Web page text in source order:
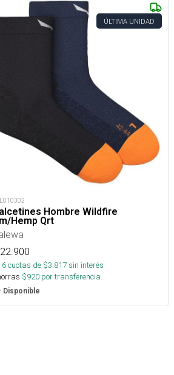
ÚLTIMA UNIDAD
Hombre Wildfire
Hemp Qrt
22.900
6cuotas de $3.817sin interés
$920 por transferencia.
Disponible